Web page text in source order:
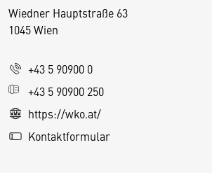
Wiedner Hauptstraße 63
1045 Wien
+43 5 90900 0
+43 5 90900 250
https://wko.at/
Kontaktformular
D
s
e
S
e